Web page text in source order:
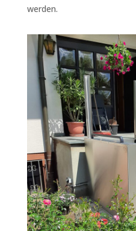
werden.